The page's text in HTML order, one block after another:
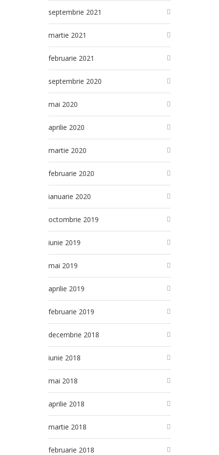
septembrie 2021
martie 2021
februarie 2021
septembrie 2020
mai 2020
aprilie 2020
martie 2020
februarie 2020
ianuarie 2020
octombrie 2019
iunie 2019
mai 2019
aprilie 2019
februarie 2019
decembrie 2018
iunie 2018
mai 2018
aprilie 2018
martie 2018
februarie 2018